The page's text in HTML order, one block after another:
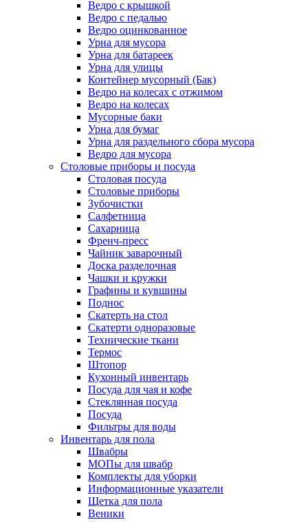
Ведро с крышкой
Ведро с педалью
Ведро оцинкованное
Урна для мусора
Урна для батареек
Урна для улицы
Контейнер мусорный (Бак)
Ведро на колесах с отжимом
Ведро на колесах
Мусорные баки
Урна для бумаг
Урна для раздельного сбора мусора
Ведро для мусора
Столовые приборы и посуда
Столовая посуда
Столовые приборы
Зубочистки
Салфетница
Сахарница
Френч-пресс
Чайник заварочный
Доска разделочная
Чашки и кружки
Графины и кувшины
Поднос
Скатерть на стол
Скатерти одноразовые
Технические ткани
Термос
Штопор
Кухонный инвентарь
Посуда для чая и кофе
Стеклянная посуда
Посуда
Фильтры для воды
Инвентарь для пола
Швабры
МОПы для швабр
Комплекты для уборки
Информационные указатели
Щетка для пола
Веники